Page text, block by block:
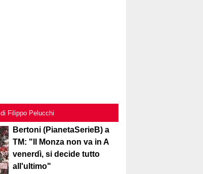
di Filippo Pelucchi
Bertoni (PianetaSerieB) a
TM: "Il Monza non va in A
venerdì, si decide tutto
all'ultimo"